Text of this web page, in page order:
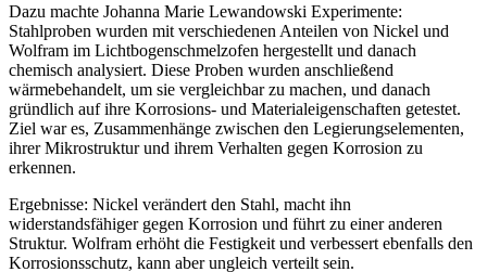
Dazu machte Johanna Marie Lewandowski Experimente:
Stahlproben wurden mit verschiedenen Anteilen von Nickel und
Wolfram im Lichtbogenschmelzofen hergestellt und danach
chemisch analysiert. Diese Proben wurden anschließend
wärmebehandelt, um sie vergleichbar zu machen, und danach
gründlich auf ihre Korrosions- und Materialeigenschaften getestet.
Ziel war es, Zusammenhänge zwischen den Legierungselementen,
ihrer Mikrostruktur und ihrem Verhalten gegen Korrosion zu
erkennen.
Ergebnisse: Nickel verändert den Stahl, macht ihn
widerstandsfähiger gegen Korrosion und führt zu einer anderen
Struktur. Wolfram erhöht die Festigkeit und verbessert ebenfalls den
Korrosionsschutz, kann aber ungleich verteilt sein.